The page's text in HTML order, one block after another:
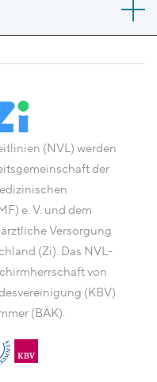
(NVL) werden
der
e. V. und dem
Versorgung
(Zi). Das NVL-
von
(KBV)
(BÄK).